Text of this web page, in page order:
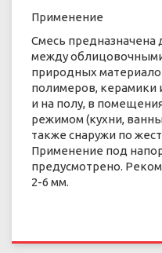
Применение
Смесь предназначена
между
природных
полимеров, керамики
и на полу, в
режимом (кухни,
также снаружи по
Применение под
предусмотрено.
2-6 мм.